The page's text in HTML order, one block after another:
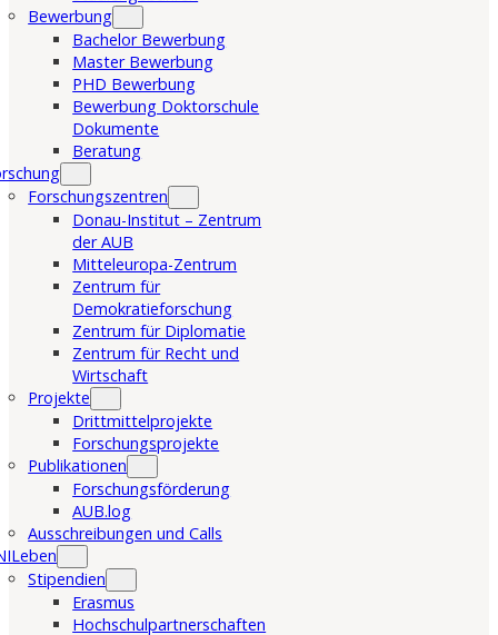
Bewerbung
Bachelor Bewerbung
Master Bewerbung
PHD Bewerbung
Bewerbung Doktorschule
Dokumente
Beratung
Forschungszentren
Donau-Institut – Zentrum
der AUB
Mitteleuropa-Zentrum
Zentrum für
Demokratieforschung
Zentrum für Diplomatie
Zentrum für Recht und
Wirtschaft
Projekte
Drittmittelprojekte
Forschungsprojekte
Publikationen
Forschungsförderung
AUB.log
Ausschreibungen und Calls
Stipendien
Erasmus
Hochschulpartnerschaften